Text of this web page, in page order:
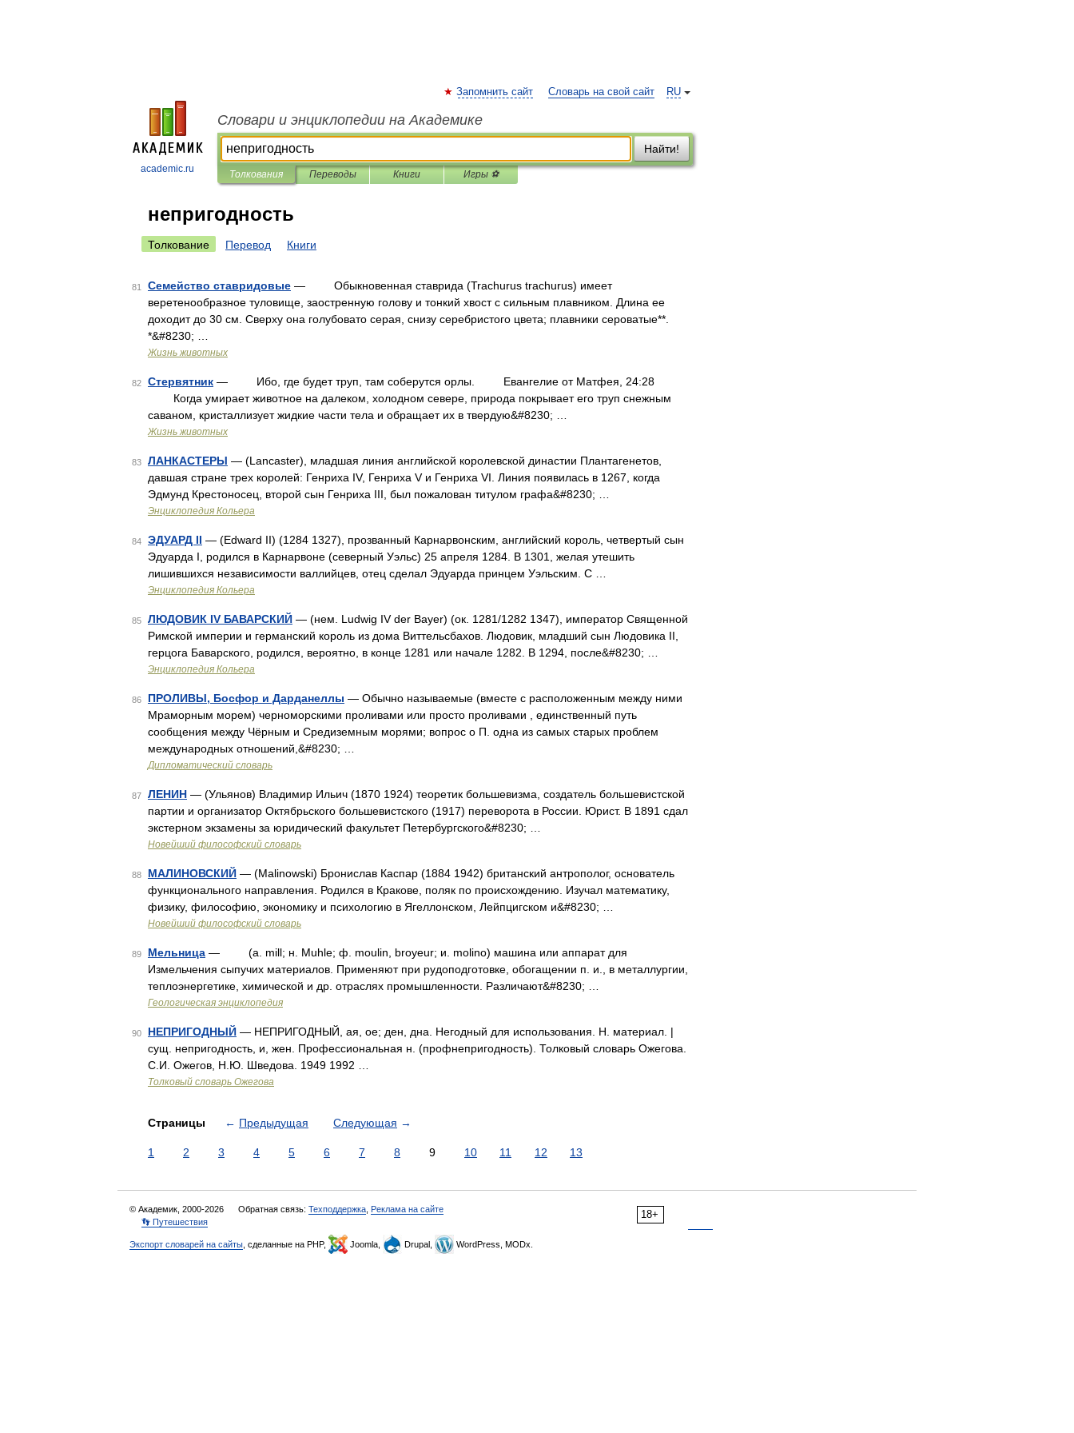
academic.ru
RU
Запомнить сайт Словарь на свой сайт
Словари и энциклопедии на Академике
Найти!
Толкования Переводы Книги Игры ⚽
непригодность
Толкование Перевод Книги
81 Семейство ставридовые — Обыкновенная ставрида (Trachurus trachurus) имеет
веретенообразное туловище, заостренную голову и тонкий хвост с сильным плавником. Длина ее
доходит до 30 см. Сверху она голубовато серая, снизу серебристого цвета; плавники сероватые**.
*&#8230; …
Жизнь животных
82 Стервятник — Ибо, где будет труп, там соберутся орлы. Евангелие от Матфея, 24:28
Когда умирает животное на далеком, холодном севере, природа покрывает его труп снежным
саваном, кристаллизует жидкие части тела и обращает их в твердую&#8230; …
Жизнь животных
83 ЛАНКАСТЕРЫ — (Lancaster), младшая линия английской королевской династии Плантагенетов,
давшая стране трех королей: Генриха IV, Генриха V и Генриха VI. Линия появилась в 1267, когда
Эдмунд Крестоносец, второй сын Генриха III, был пожалован титулом графа&#8230; …
Энциклопедия Кольера
84 ЭДУАРД II — (Edward II) (1284 1327), прозванный Карнарвонским, английский король, четвертый сын
Эдуарда I, родился в Карнарвоне (северный Уэльс) 25 апреля 1284. В 1301, желая утешить
лишившихся независимости валлийцев, отец сделал Эдуарда принцем Уэльским. С …
Энциклопедия Кольера
85 ЛЮДОВИК IV БАВАРСКИЙ — (нем. Ludwig IV der Bayer) (ок. 1281/1282 1347), император Священной
Римской империи и германский король из дома Виттельсбахов. Людовик, младший сын Людовика II,
герцога Баварского, родился, вероятно, в конце 1281 или начале 1282. В 1294, после&#8230; …
Энциклопедия Кольера
86 ПРОЛИВЫ, Босфор и Дарданеллы — Обычно называемые (вместе с расположенным между ними
Мраморным морем) черноморскими проливами или просто проливами , единственный путь
сообщения между Чёрным и Средиземным морями; вопрос о П. одна из самых старых проблем
международных отношений,&#8230; …
Дипломатический словарь
87 ЛЕНИН — (Ульянов) Владимир Ильич (1870 1924) теоретик большевизма, создатель большевистской
партии и организатор Октябрьского большевистского (1917) переворота в России. Юрист. В 1891 сдал
экстерном экзамены за юридический факультет Петербургского&#8230; …
Новейший философский словарь
88 МАЛИНОВСКИЙ — (Malinowski) Бронислав Каспар (1884 1942) британский антрополог, основатель
функционального направления. Родился в Кракове, поляк по происхождению. Изучал математику,
физику, философию, экономику и психологию в Ягеллонском, Лейпцигском и&#8230; …
Новейший философский словарь
89 Мельница — (a. mill; н. Muhle; ф. moulin, broyeur; и. molino) машина или аппарат для
Измельчения сыпучих материалов. Применяют при рудоподготовке, обогащении п. и., в металлургии,
теплоэнергетике, химической и др. отраслях промышленности. Различают&#8230; …
Геологическая энциклопедия
90 НЕПРИГОДНЫЙ — НЕПРИГОДНЫЙ, ая, ое; ден, дна. Негодный для использования. Н. материал. |
сущ. непригодность, и, жен. Профессиональная н. (профнепригодность). Толковый словарь Ожегова.
С.И. Ожегов, Н.Ю. Шведова. 1949 1992 …
Толковый словарь Ожегова
Страницы ← Предыдущая Следующая →
1 2 3 4 5 6 7 8 9 10 11 12 13
18+
© Академик, 2000-2026 Обратная связь: Техподдержка Реклама на сайте
👣 Путешествия
Экспорт словарей на сайты , сделанные на PHP, Joomla, Drupal, WordPress, MODx.